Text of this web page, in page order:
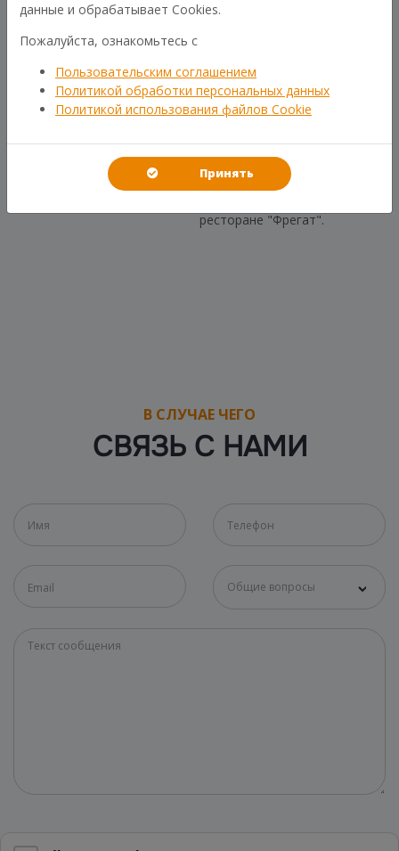
ПРЕДЫДУЩАЯ
Таиланд VIP: Роскошь и
эксклюзив для избранных
СЛЕДУЮЩАЯ
Празднование Пасхи.
Посещение Великого
ресторане "Фрегат".
В СЛУЧАЕ ЧЕГО
СВЯЗЬ С НАМИ
Общие вопросы
данные и обрабатывает Cookies.
Пожалуйста, ознакомьтесь с
Пользовательским соглашением
Политикой обработки персональных данных
Политикой использования файлов Cookie
Принять